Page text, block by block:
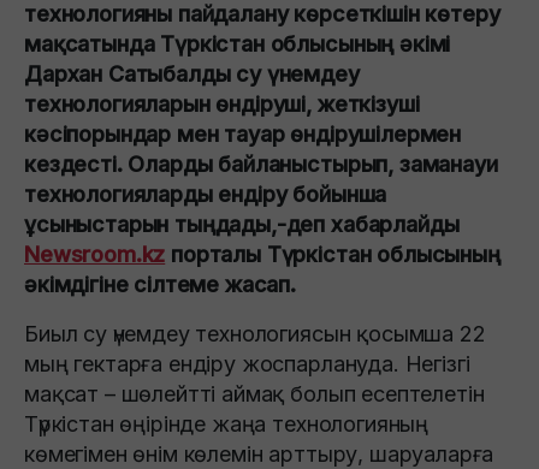
технологияны пайдалану көрсеткішін көтеру
мақсатында Түркістан облысының әкімі
Дархан Сатыбалды су үнемдеу
технологияларын өндіруші, жеткізуші
кәсіпорындар мен тауар өндірушілермен
кездесті. Оларды байланыстырып, заманауи
технологияларды ендіру бойынша
ұсыныстарын тыңдады,-деп хабарлайды
Newsroom.kz порталы Түркістан облысының
әкімдігіне сілтеме жасап.
Биыл су үнемдеу технологиясын қосымша 22
мың гектарға ендіру жоспарлануда. Негізгі
мақсат – шөлейтті аймақ болып есептелетін
Түркістан өңірінде жаңа технологияның
көмегімен өнім көлемін арттыру, шаруаларға